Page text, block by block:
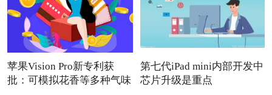
苹果Vision Pro新专利获
批：可模拟花香等多种气味
第七代iPad mini内部开发中
芯片升级是重点